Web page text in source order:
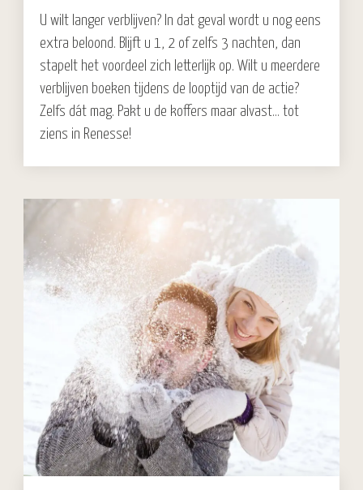
U wilt langer verblijven? In dat geval wordt u nog eens
extra beloond. Blijft u 1, 2 of zelfs 3 nachten, dan
stapelt het voordeel zich letterlijk op. Wilt u meerdere
verblijven boeken tijdens de looptijd van de actie?
Zelfs dát mag. Pakt u de koffers maar alvast… tot
ziens in Renesse!